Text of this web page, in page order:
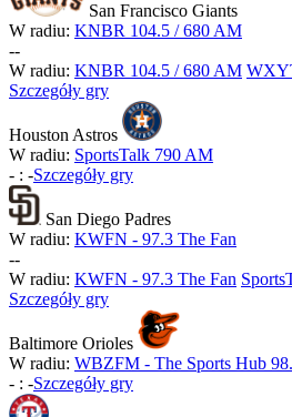
San Francisco Giants
W radiu: KNBR 104.5 / 680 AM
--
W radiu: KNBR 104.5 / 680 AM
Szczegóły gry
Houston Astros
W radiu: SportsTalk 790 AM
- : -Szczegóły gry
San Diego Padres
W radiu: KWFN - 97.3 The Fan
--
W radiu: KWFN - 97.3 The Fan
Szczegóły gry
Baltimore Orioles
W radiu: WBZFM - The Sports Hub
- : -Szczegóły gry